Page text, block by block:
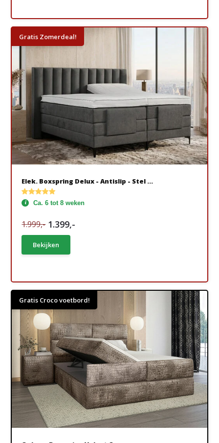
Gratis Zomerdeal!
Elek. Boxspring Delux - Antislip - Stel ...
Ca. 6 tot 8 weken
1.999,- 1.399,-
Bekijken
Gratis Croco voetbord!